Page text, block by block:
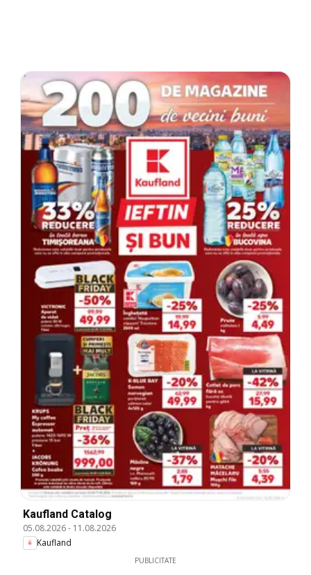
Kaufland Catalog
05.08.2026- 11.08.2026
Kaufland
PUBLICITATE